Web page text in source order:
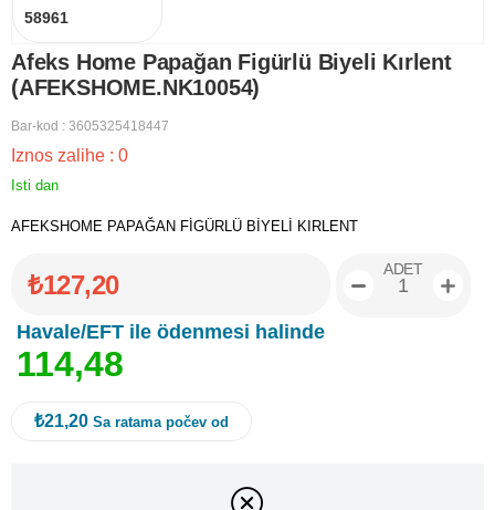
58961
Afeks Home Papağan Figürlü Biyeli Kırlent
(AFEKSHOME.NK10054)
Bar-kod : 3605325418447
Iznos zalihe : 0
Isti dan
AFEKSHOME PAPAĞAN FİGÜRLÜ BİYELİ KIRLENT
₺127,20
Havale/EFT ile ödenmesi halinde
114,48
ADET
₺21,20 Sa ratama počev od